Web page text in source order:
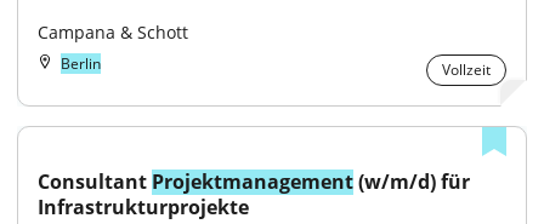
Campana & Schott
Berlin Vollzeit
Consultant Projektmanagement (w/m/d) für
Infrastrukturprojekte